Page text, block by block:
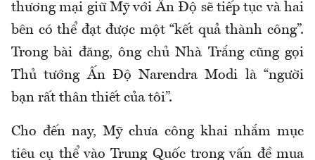
thương mại giữ Mỹ với Ấn Độ sẽ tiếp tục và hai
bên có thể đạt được một “kết quả thành công”.
Trong bài đăng, ông chủ Nhà Trắng cũng gọi
Thủ tướng Ấn Độ Narendra Modi là “người
bạn rất thân thiết của tôi”.
Cho đến nay, Mỹ chưa công khai nhắm mục
tiêu cụ thể vào Trung Quốc trong vấn đề mua